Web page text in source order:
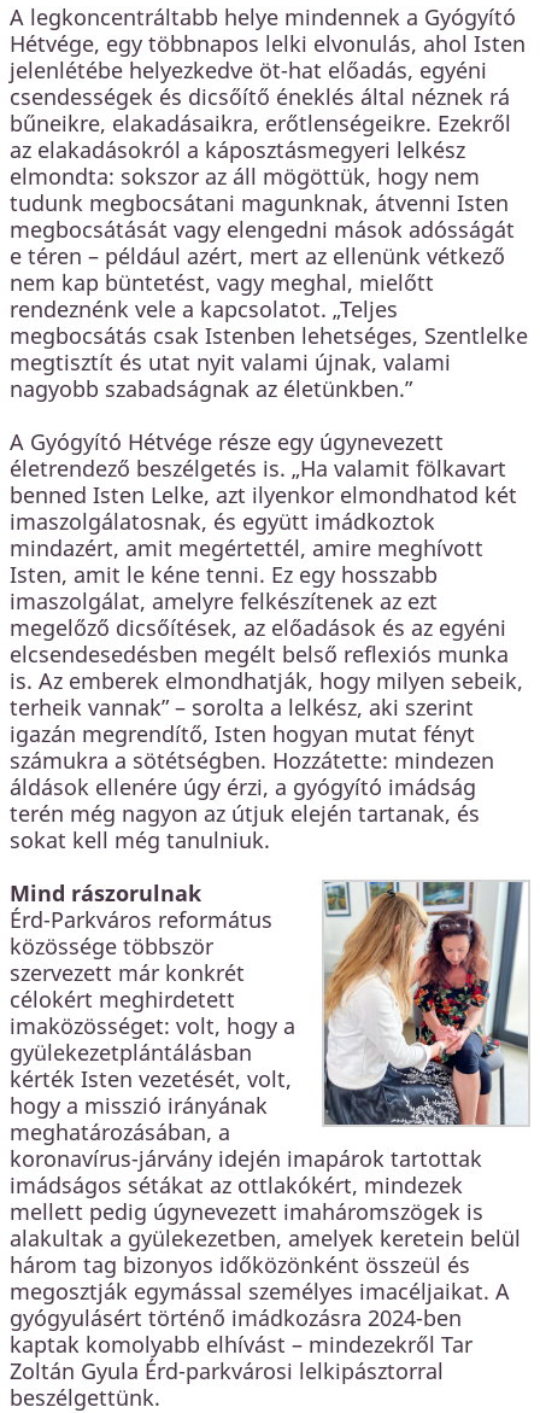
A legkoncentráltabb helye mindennek a Gyógyító
Hétvége, egy többnapos lelki elvonulás, ahol Isten
jelenlétébe helyezkedve öt-hat előadás, egyéni
csendességek és dicsőítő éneklés által néznek rá
bűneikre, elakadásaikra, erőtlenségeikre. Ezekről
az elakadásokról a káposztásmegyeri lelkész
elmondta: sokszor az áll mögöttük, hogy nem
tudunk megbocsátani magunknak, átvenni Isten
megbocsátását vagy elengedni mások adósságát
e téren – például azért, mert az ellenünk vétkező
nem kap büntetést, vagy meghal, mielőtt
rendeznénk vele a kapcsolatot. „Teljes
megbocsátás csak Istenben lehetséges, Szentlelke
megtisztít és utat nyit valami újnak, valami
nagyobb szabadságnak az életünkben.”
A Gyógyító Hétvége része egy úgynevezett
életrendező beszélgetés is. „Ha valamit fölkavart
benned Isten Lelke, azt ilyenkor elmondhatod két
imaszolgálatosnak, és együtt imádkoztok
mindazért, amit megértettél, amire meghívott
Isten, amit le kéne tenni. Ez egy hosszabb
imaszolgálat, amelyre felkészítenek az ezt
megelőző dicsőítések, az előadások és az egyéni
elcsendesedésben megélt belső reflexiós munka
is. Az emberek elmondhatják, hogy milyen sebeik,
terheik vannak” – sorolta a lelkész, aki szerint
igazán megrendítő, Isten hogyan mutat fényt
számukra a sötétségben. Hozzátette: mindezen
áldások ellenére úgy érzi, a gyógyító imádság
terén még nagyon az útjuk elején tartanak, és
sokat kell még tanulniuk.
Mind rászorulnak
Érd-Parkváros református
közössége többször
szervezett már konkrét
célokért meghirdetett
imaközösséget: volt, hogy a
gyülekezetplántálásban
kérték Isten vezetését, volt,
hogy a misszió irányának
meghatározásában, a
koronavírus-járvány idején imapárok tartottak
imádságos sétákat az ottlakókért, mindezek
mellett pedig úgynevezett imaháromszögek is
alakultak a gyülekezetben, amelyek keretein belül
három tag bizonyos időközönként összeül és
megosztják egymással személyes imacéljaikat. A
gyógyulásért történő imádkozásra 2024-ben
kaptak komolyabb elhívást – mindezekről Tar
Zoltán Gyula Érd-parkvárosi lelkipásztorral
beszélgettünk.